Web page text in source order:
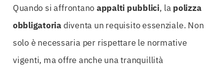
Quando si affrontano appalti pubblici, la polizza
obbligatoriadiventa un requisito essenziale. Non
solo è necessaria per rispettare le normative
vigenti, ma offre anche una tranquillità